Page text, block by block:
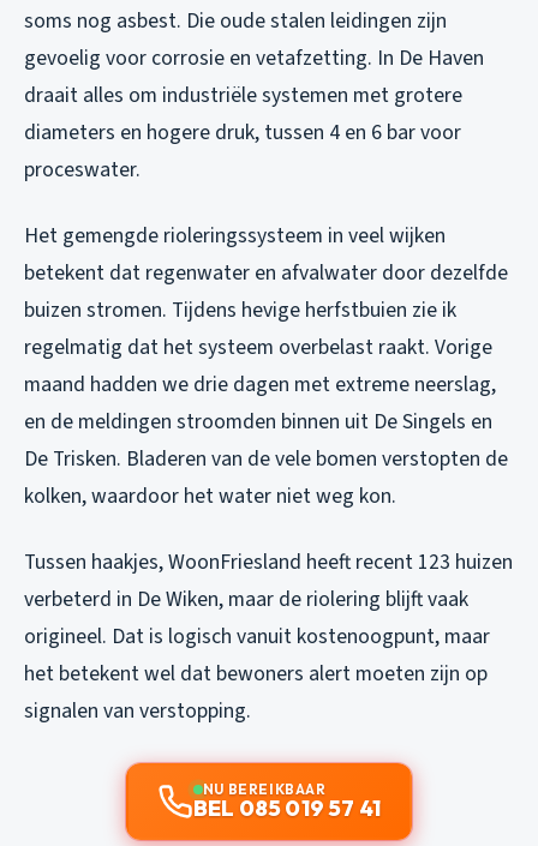
soms nog asbest. Die oude stalen leidingen zijn
gevoelig voor corrosie en vetafzetting. In De Haven
draait alles om industriële systemen met grotere
diameters en hogere druk, tussen 4 en 6 bar voor
proceswater.
Het gemengde rioleringssysteem in veel wijken
betekent dat regenwater en afvalwater door dezelfde
buizen stromen. Tijdens hevige herfstbuien zie ik
regelmatig dat het systeem overbelast raakt. Vorige
maand hadden we drie dagen met extreme neerslag,
en de meldingen stroomden binnen uit De Singels en
De Trisken. Bladeren van de vele bomen verstopten de
kolken, waardoor het water niet weg kon.
Tussen haakjes, WoonFriesland heeft recent 123 huizen
verbeterd in De Wiken, maar de riolering blijft vaak
origineel. Dat is logisch vanuit kostenoogpunt, maar
het betekent wel dat bewoners alert moeten zijn op
signalen van verstopping.
NU BEREIKBAAR
BEL 085 019 57 41